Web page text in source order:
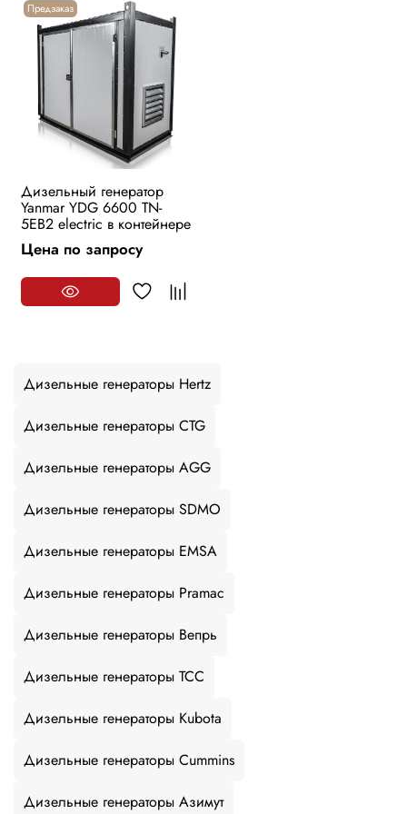
Предзаказ
Дизельный генератор
Yanmar YDG 6600 TN-
5EB2 electric в контейнере
Цена по запросу
Дизельные генераторы Hertz
Дизельные генераторы CTG
Дизельные генераторы AGG
Дизельные генераторы SDMO
Дизельные генераторы EMSA
Дизельные генераторы Pramac
Дизельные генераторы Вепрь
Дизельные генераторы ТСС
Дизельные генераторы Kubota
Дизельные генераторы Cummins
Дизельные генераторы Азимут